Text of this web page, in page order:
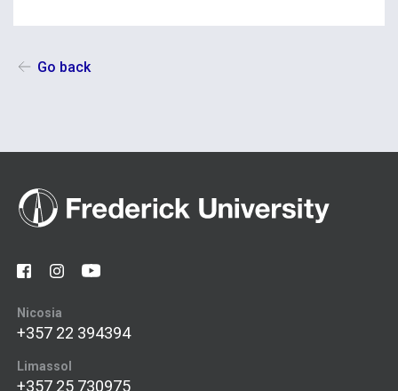
Go back
Nicosia
+357 22 394394
Limassol
+357 25 730975